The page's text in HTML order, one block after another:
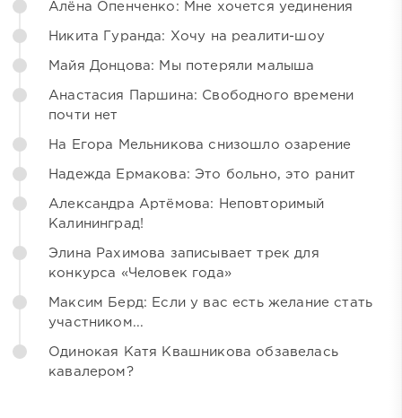
Алёна Опенченко: Мне хочется уединения
Никита Гуранда: Хочу на реалити-шоу
Майя Донцова: Мы потеряли малыша
Анастасия Паршина: Свободного времени
почти нет
На Егора Мельникова снизошло озарение
Надежда Ермакова: Это больно, это ранит
Александра Артёмова: Неповторимый
Калининград!
Элина Рахимова записывает трек для
конкурса «Человек года»
Максим Берд: Если у вас есть желание стать
участником...
Одинокая Катя Квашникова обзавелась
кавалером?